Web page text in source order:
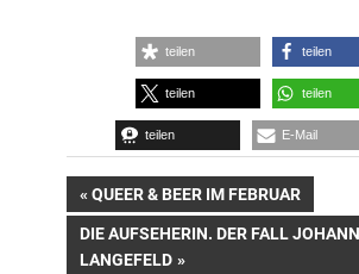
teilen teilen
teilen teilen
teilen E-Mail
Beitrags-
Navigation
VORHERIGER
BEITRAG:
QUEER & BEER IM FEBRUAR
NÄCHSTER
BEITRAG:
DIE AUFSEHERIN. DER FALL
LANGEFELD